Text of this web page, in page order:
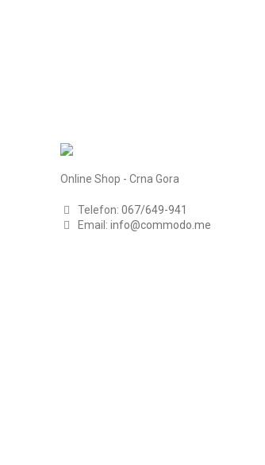
Online Shop - Crna Gora
Telefon: 067/649-941
Email: info@commodo.me